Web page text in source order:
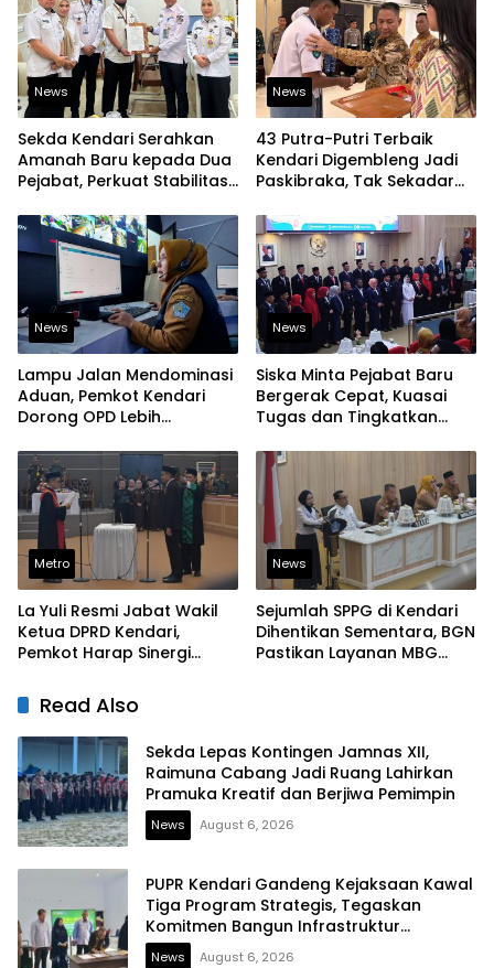
News
Sekda Kendari Serahkan
Amanah Baru kepada Dua
Pejabat, Perkuat Stabilitas
News
43 Putra-Putri Terbaik
Kendari Digembleng Jadi
Paskibraka, Tak Sekadar
News
Lampu Jalan Mendominasi
Aduan, Pemkot Kendari
Dorong OPD Lebih
Laporan Warga
News
Siska Minta Pejabat Baru
Bergerak Cepat, Kuasai
Tugas dan Tingkatkan
Metro
La Yuli Resmi Jabat Wakil
Ketua DPRD Kendari,
Pemkot Harap Sinergi
Solid
News
Sejumlah SPPG di Kendari
Dihentikan Sementara, BGN
Pastikan Layanan MBG
Read Also
Sekda Lepas Kontingen Jamnas XII,
Raimuna Cabang Jadi Ruang Lahirkan
Pramuka Kreatif dan Berjiwa Pemimpin
News August 6, 2026
PUPR Kendari Gandeng Kejaksaan Kawal
Tiga Program Strategis, Tegaskan
Komitmen Bangun Infrastruktur
Berintegritas
News August 6, 2026